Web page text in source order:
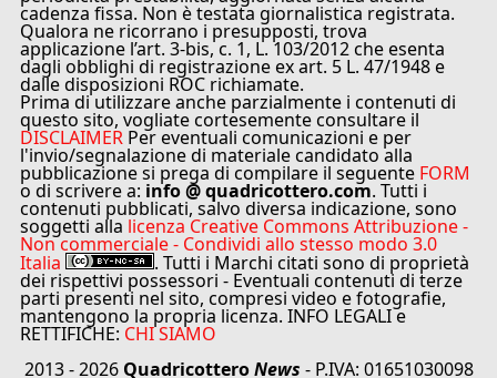
cadenza fissa. Non è testata giornalistica registrata.
Qualora ne ricorrano i presupposti, trova
applicazione l’art. 3-bis, c. 1, L. 103/2012 che esenta
dagli obblighi di registrazione ex art. 5 L. 47/1948 e
dalle disposizioni ROC richiamate.
Prima di utilizzare anche parzialmente i contenuti di
questo sito, vogliate cortesemente consultare il
DISCLAIMER Per eventuali comunicazioni e per
l'invio/segnalazione di materiale candidato alla
pubblicazione si prega di compilare il seguente FORM
o di scrivere a: info @ quadricottero.com. Tutti i
contenuti pubblicati, salvo diversa indicazione, sono
soggetti alla licenza Creative Commons Attribuzione -
Non commerciale - Condividi allo stesso modo 3.0
Italia . Tutti i Marchi citati sono di proprietà
dei rispettivi possessori - Eventuali contenuti di terze
parti presenti nel sito, compresi video e fotografie,
mantengono la propria licenza. INFO LEGALI e
RETTIFICHE: CHI SIAMO
2013 - 2026 QuadricotteroNews - P.IVA: 01651030098